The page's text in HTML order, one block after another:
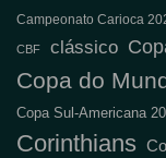
Campeonato Carioca
CBF clássico
Copa do
Copa Sul-Americana
Corinthians